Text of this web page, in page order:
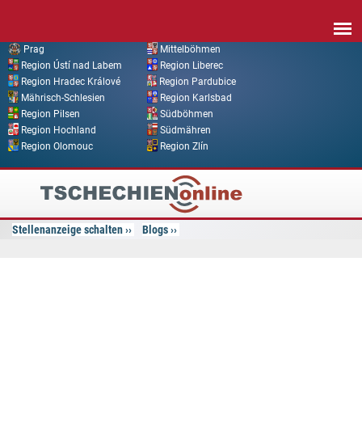
Prag
Mittelböhmen
Region Ústí nad Labem
Region Liberec
Region Hradec Králové
Region Pardubice
Mährisch-Schlesien
Region Karlsbad
Region Pilsen
Südböhmen
Region Hochland
Südmähren
Region Olomouc
Region Zlín
Tschechien
Online
Stellenanzeige schalten Blogs